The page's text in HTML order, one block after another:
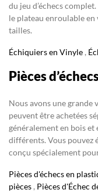
du jeu d’échecs
le plateau enroulable
tailles.
Échiquiers en Vinyle ,
Pièces d’échecs
Nous avons une grande
peuvent être achetées
généralement en bois
différents. Vous pouvez
conçu spécialement
Pièces d'échecs en
pièces , Pièces d'Échec